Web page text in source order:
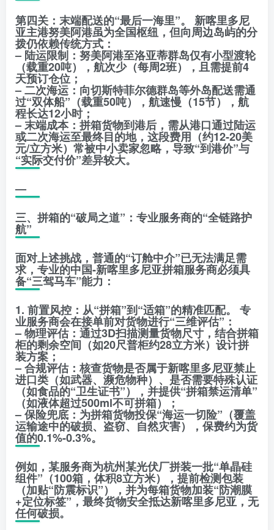
第四关：末端配送的“最后一海里”。 新喀里多尼
亚主港努美阿港虽为全国枢纽，但向周边岛屿的分
拨仍依赖传统方式：
– 陆运限制：努美阿港至洛亚蒂群岛仅有小型渡轮
（载重20吨），航次少（每周2班），且需提前4
天预订仓位；
– 二次海运：向切斯特菲尔德群岛等外岛配送需通
过“双体船”（载重50吨），航速慢（15节），航
程长达12小时；
– 末端成本：拼箱货物到港后，需从港口通过陆运
或二次海运至最终目的地，这段费用（约12-20美
元/立方米）常被中小卖家忽略，导致“到港价”与
“实际交付价”差异较大。
—
三、拼箱的“破局之道”：专业服务商的“全链路护
航”
面对上述挑战，普通的“订舱中介”已无法满足需
求，专业的中国-新喀里多尼亚拼箱服务商必须具
备“三驾马车”能力：
1. 前置风控：从“拼箱”到“适箱”的精准匹配。 专
业服务商会在接单前对货物进行“三维评估”：
– 物理评估：通过3D扫描测量货物尺寸，结合拼箱
柜的剩余空间（如20尺普柜约28立方米）设计拼
装方案；
– 合规评估：核查货物是否属于新喀里多尼亚禁止
进口类（如武器、濒危物种）、是否需要特殊认证
（如食品的“卫生证书”），并提供“拼箱禁运清单”
（如液体超过500ml不可拼箱）；
– 保险兜底：为拼箱货物投保“海运一切险”（覆盖
运输途中的破损、盗窃、自然灾害），保费约为货
值的0.1%-0.3%。
例如，某服务商为杭州某光伏厂拼装一批“单晶硅
组件”（100箱，体积8立方米），提前检测包装
（加贴“防震标识”），并为每箱货物加装“防潮膜
+定位标签”，最终货物安全抵达新喀里多尼亚，无
任何破损。